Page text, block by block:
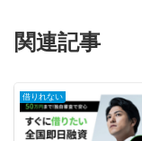
関連記事
借りれない